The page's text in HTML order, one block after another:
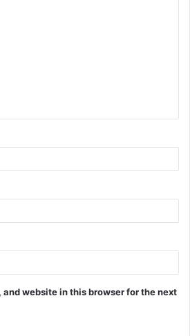
and website in this browser for the next